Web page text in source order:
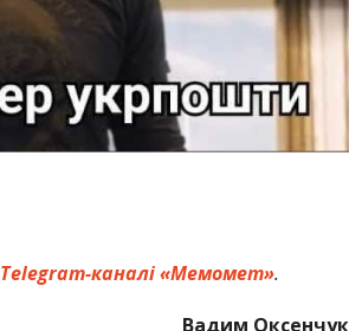
Telegram-каналі «Мемомет».
Вадим Оксенчук